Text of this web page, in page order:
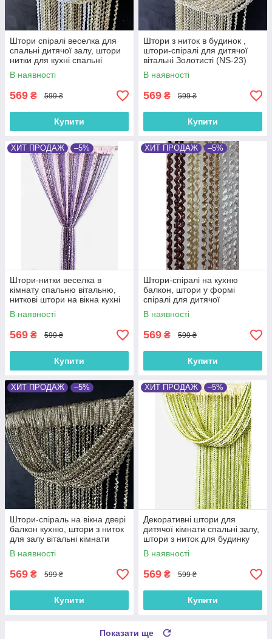
Штори спіралі веселка для
спальні дитячої залу, штори
нитки для кухні спальні
дитячої, тюль нитка
Золотисто-бежево-білі (NS-
205)
В наявності
569 ₴ 599 ₴
Купити
Штори з ниток в будинок ,
штори-спіралі для дитячої
вітальні Золотисті (NS-23)
В наявності
569 ₴ 599 ₴
Купити
ХИТ ПРОДАЖ –5%
Штори-нитки веселка в
кімнату спальню вітальню,
ниткові штори на вікна кухні
Фіолетово-рожево-сливові
(NS-202)
В наявності
569 ₴ 599 ₴
Купити
ХИТ ПРОДАЖ –5%
Штори-спіралі на кухню
балкон, штори у формі
спіралі для дитячої
Коричнево-золотисто-
бежево-білі (NS-301)
В наявності
569 ₴ 599 ₴
Купити
ХИТ ПРОДАЖ –5%
Штори-спіраль на вікна двері
балкон кухню, штори з ниток
для залу вітальні кімнати
спальні Кавові (NS-4)
В наявності
569 ₴ 599 ₴
Купити
ХИТ ПРОДАЖ –5%
Декоративні штори для
дитячої кімнати спальні залу,
штори з ниток для будинку
кабінету вітальні Зелено-
салатово-кремові (NS-209)
В наявності
569 ₴ 599 ₴
Купити
Показати ще